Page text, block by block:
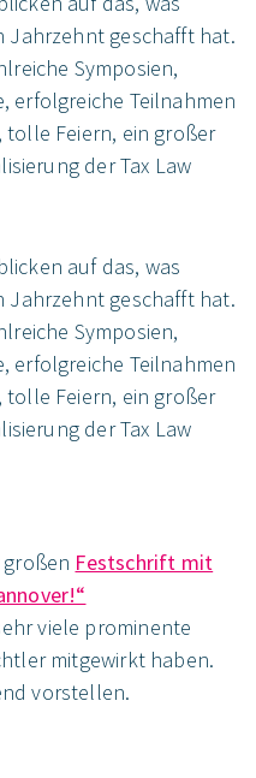
Jahrzehnt geschafft hat.
Symposien,
erfolgreiche Teilnahmen
Feiern, ein großer
der Tax Law
auf das, was
Jahrzehnt geschafft hat.
Symposien,
erfolgreiche Teilnahmen
Feiern, ein großer
der Tax Law
großen Festschrift mit
viele prominente
mitgewirkt haben.
vorstellen.